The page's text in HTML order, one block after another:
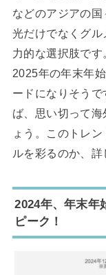
などのアジアの
光だけでなくグ
力的な選択肢で
2025年の年末年
ードになりそう
ば、思い切って海
ょう。このトレ
ルを彩るのか、詳
2024年、年末年
ピーク！